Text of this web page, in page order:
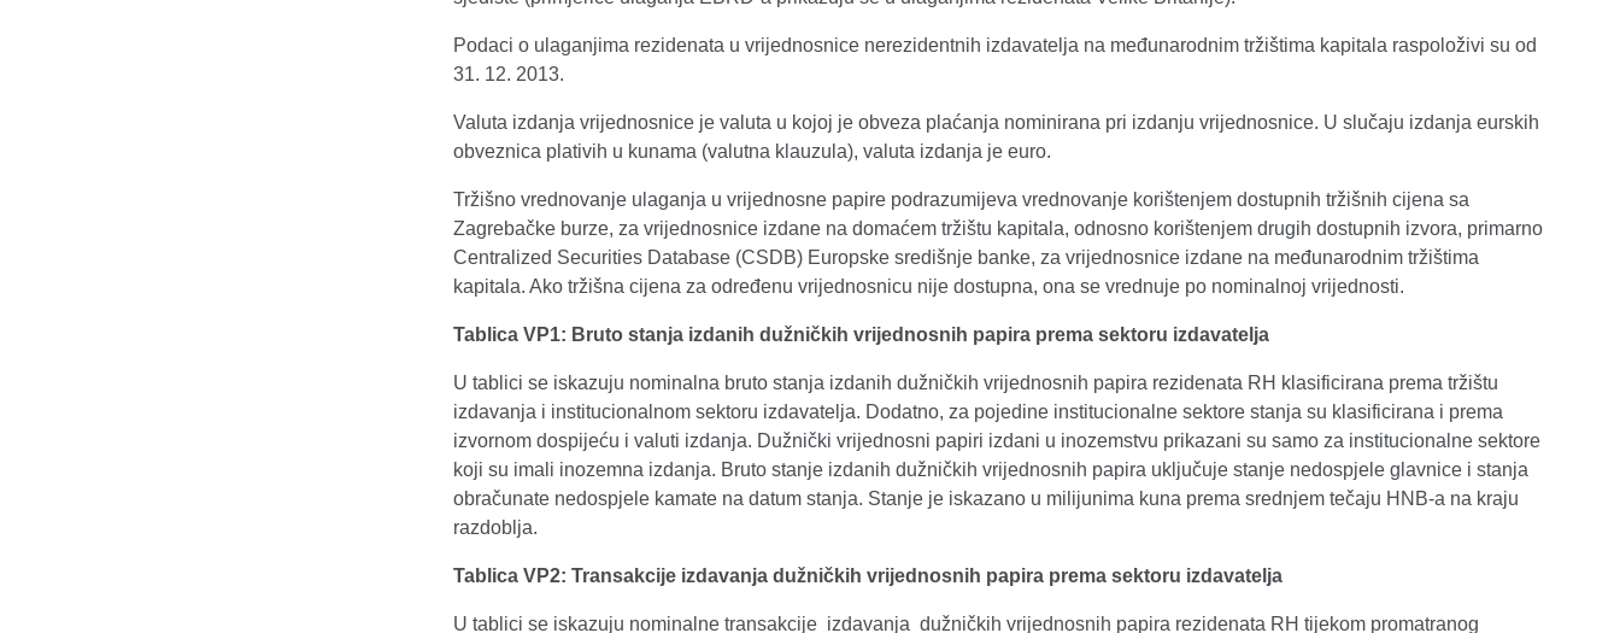
Podaci o ulaganjima rezidenata u vrijednosnice nerezidentnih izdavatelja na međunarodnim tržištima kapitala raspoloživi su od
31. 12. 2013.
Valuta izdanja vrijednosnice je valuta u kojoj je obveza plaćanja nominirana pri izdanju vrijednosnice. U slučaju izdanja eurskih
obveznica plativih u kunama (valutna klauzula), valuta izdanja je euro.
Tržišno vrednovanje ulaganja u vrijednosne papire podrazumijeva vrednovanje korištenjem dostupnih tržišnih cijena sa
Zagrebačke burze, za vrijednosnice izdane na domaćem tržištu kapitala, odnosno korištenjem drugih dostupnih izvora, primarno
Centralized Securities Database (CSDB) Europske središnje banke, za vrijednosnice izdane na međunarodnim tržištima
kapitala. Ako tržišna cijena za određenu vrijednosnicu nije dostupna, ona se vrednuje po nominalnoj vrijednosti.
Tablica VP1: Bruto stanja izdanih dužničkih vrijednosnih papira prema sektoru izdavatelja
U tablici se iskazuju nominalna bruto stanja izdanih dužničkih vrijednosnih papira rezidenata RH klasificirana prema tržištu
izdavanja i institucionalnom sektoru izdavatelja. Dodatno, za pojedine institucionalne sektore stanja su klasificirana i prema
izvornom dospijeću i valuti izdanja. Dužnički vrijednosni papiri izdani u inozemstvu prikazani su samo za institucionalne sektore
koji su imali inozemna izdanja. Bruto stanje izdanih dužničkih vrijednosnih papira uključuje stanje nedospjele glavnice i stanja
obračunate nedospjele kamate na datum stanja. Stanje je iskazano u milijunima kuna prema srednjem tečaju HNB-a na kraju
razdoblja.
Tablica VP2: Transakcije izdavanja dužničkih vrijednosnih papira prema sektoru izdavatelja
U tablici se iskazuju nominalne transakcije izdavanja dužničkih vrijednosnih papira rezidenata RH tijekom promatranog